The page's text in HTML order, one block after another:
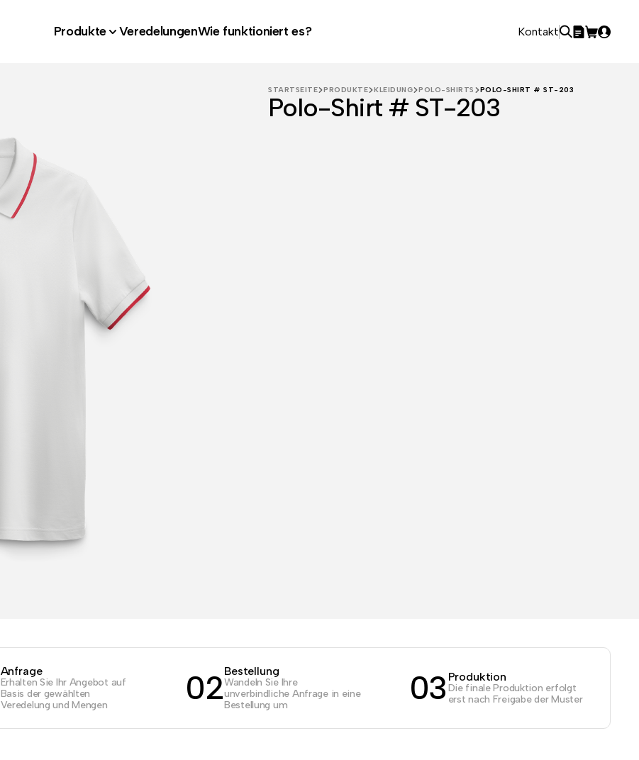
Produkte VeredelungenWie funktioniert es? Kontakt
STARTSEITE PRODUKTE KLEIDUNG POLO-SHIRTS POLO-SHIRT # ST-203
Polo-Shirt # ST-203
Anfrage
Erhalten Sie Ihr Angebot auf
Basis der gewählten
Veredelung und Mengen
02Bestellung
Wandeln Sie Ihre
unverbindliche Anfrage in eine
Bestellung um
03 Produktion
Die finale Produktion erfolgt
erst nach Freigabe der Muster